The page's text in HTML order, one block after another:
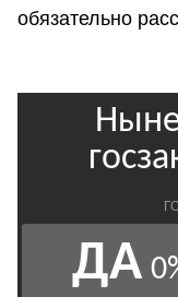
обязательно